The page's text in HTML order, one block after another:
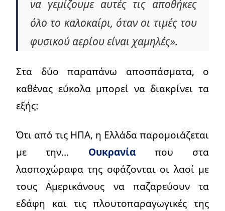
να γεμίζουμε αυτές τις αποθήκες
όλο το καλοκαίρι, όταν οι τιμές του
φυσικού αερίου είναι χαμηλές».
Στα δύο παραπάνω αποσπάσματα, ο
καθένας εύκολα μπορεί να διακρίνει τα
εξής:
Ότι από τις ΗΠΑ, η Ελλάδα παρομοιάζεται
με την… Ουκρανίαπου στα
λασποχώραφα της σφάζονται οι λαοί με
τους Αμερικάνους να παζαρεύουν τα
εδάφη και τις πλουτοπαραγωγικές της